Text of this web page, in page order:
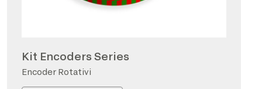
Kit Encoders Series
Encoder Rotativi